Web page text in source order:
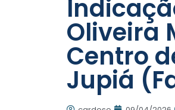
Oliveira
Centro
Jupiá